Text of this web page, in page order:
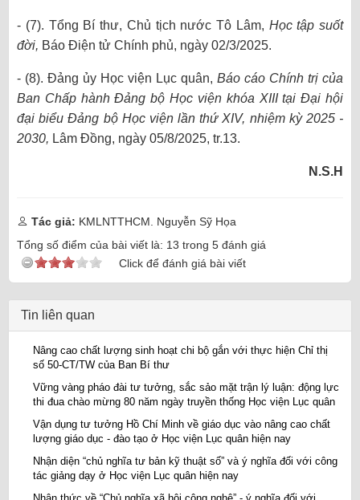
- (7). Tổng Bí thư, Chủ tịch nước Tô Lâm, Học tập suốt
đời, Báo Điện tử Chính phủ, ngày 02/3/2025.
- (8). Đảng ủy Học viện Lục quân, Báo cáo Chính trị của
Ban Chấp hành Đảng bộ Học viện khóa XIII tại Đại hội
đại biểu Đảng bộ Học viện lần thứ XIV, nhiệm kỳ 2025 -
2030, Lâm Đồng, ngày 05/8/2025, tr.13.
N.S.H
Tác giả: KMLNTTHCM. Nguyễn Sỹ Họa
Tổng số điểm của bài viết là: 13 trong 5 đánh giá
Click để đánh giá bài viết
Tin liên quan
Nâng cao chất lượng sinh hoạt chi bộ gắn với thực hiện Chỉ thị
số 50-CT/TW của Ban Bí thư
Vững vàng pháo đài tư tưởng, sắc sảo mặt trận lý luận: động lực
thi đua chào mừng 80 năm ngày truyền thống Học viện Lục quân
Vận dụng tư tưởng Hồ Chí Minh về giáo dục vào nâng cao chất
lượng giáo dục - đào tạo ở Học viện Lục quân hiện nay
Nhận diện “chủ nghĩa tư bản kỹ thuật số” và ý nghĩa đối với công
tác giảng dạy ở Học viện Lục quân hiện nay